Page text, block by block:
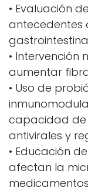
• Evaluación
antecedentes
• Intervención
aumentar
• Uso de
capacidad de
antivirales y
• Educación
afectan la